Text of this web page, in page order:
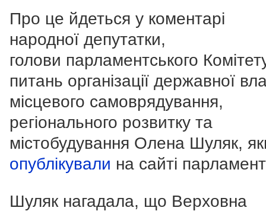
Про це йдеться у коментарі
народної депутатки,
голови парламентського
питань організації державної
місцевого самоврядування,
регіонального розвитку та
містобудування Олена Шуляк,
опублікували на сайті
Шуляк нагадала, що Верховна